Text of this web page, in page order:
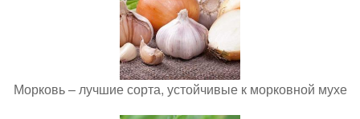
Морковь – лучшие сорта, устойчивые к морковной мухе